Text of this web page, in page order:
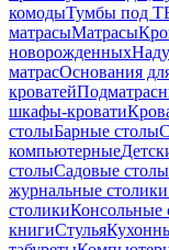
комодыТумбы под
матрасыМатрасы
новорожденных
матрасОснования
кроватей
шкафы-кровати
столыБарные столы
компьютерные
столыСадовые столы
журнальные
столикиКонсольные
книгиСтулья